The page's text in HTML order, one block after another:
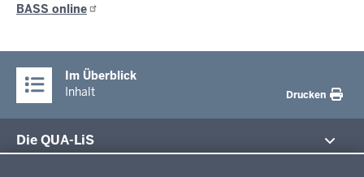
BASS online
Im Überblick
Inhalt
Drucken
Die QUA-LiS